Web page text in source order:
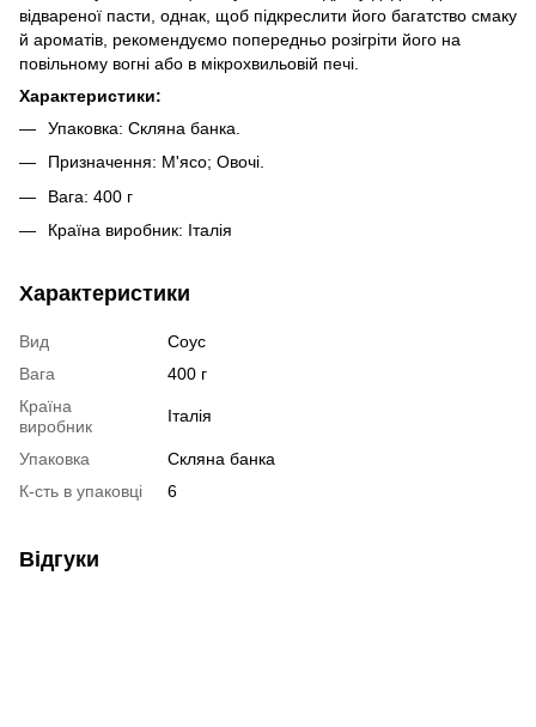
відвареної пасти, однак, щоб підкреслити його багатство смаку
й ароматів, рекомендуємо попередньо розігріти його на
повільному вогні або в мікрохвильовій печі.
Характеристики:
Упаковка: Скляна банка.
Призначення: М'ясо; Овочі.
Вага: 400 г
Країна виробник: Італія
Характеристики
Вид
Соус
Вага
400 г
Країна
виробник
Італія
Упаковка
Скляна банка
К-сть в упаковці
6
Відгуки